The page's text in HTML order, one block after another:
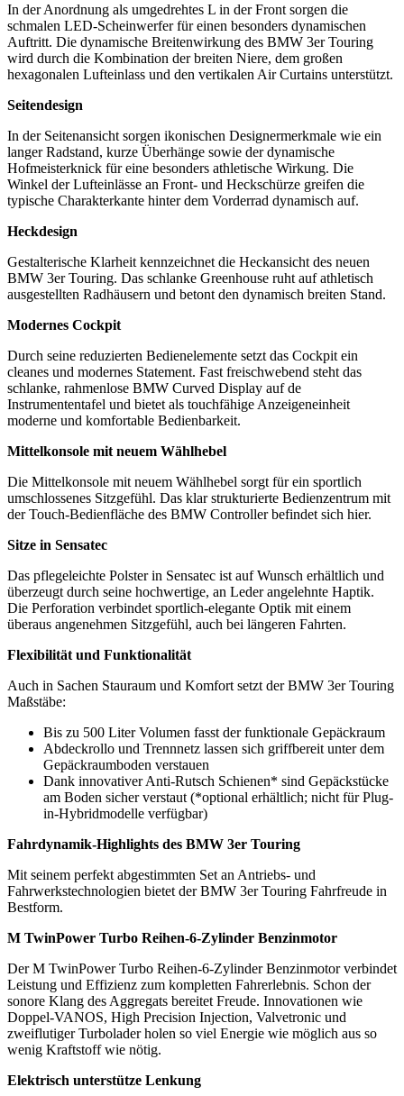
In der Anordnung als umgedrehtes L in der Front sorgen die
schmalen LED-Scheinwerfer für einen besonders dynamischen
Auftritt. Die dynamische Breitenwirkung des BMW 3er Touring
wird durch die Kombination der breiten Niere, dem großen
hexagonalen Lufteinlass und den vertikalen Air Curtains unterstützt.
Seitendesign
In der Seitenansicht sorgen ikonischen Designermerkmale wie ein
langer Radstand, kurze Überhänge sowie der dynamische
Hofmeisterknick für eine besonders athletische Wirkung. Die
Winkel der Lufteinlässe an Front- und Heckschürze greifen die
typische Charakterkante hinter dem Vorderrad dynamisch auf.
Heckdesign
Gestalterische Klarheit kennzeichnet die Heckansicht des neuen
BMW 3er Touring. Das schlanke Greenhouse ruht auf athletisch
ausgestellten Radhäusern und betont den dynamisch breiten Stand.
Modernes Cockpit
Durch seine reduzierten Bedienelemente setzt das Cockpit ein
cleanes und modernes Statement. Fast freischwebend steht das
schlanke, rahmenlose BMW Curved Display auf de
Instrumententafel und bietet als touchfähige Anzeigeneinheit
moderne und komfortable Bedienbarkeit.
Mittelkonsole mit neuem Wählhebel
Die Mittelkonsole mit neuem Wählhebel sorgt für ein sportlich
umschlossenes Sitzgefühl. Das klar strukturierte Bedienzentrum mit
der Touch-Bedienfläche des BMW Controller befindet sich hier.
Sitze in Sensatec
Das pflegeleichte Polster in Sensatec ist auf Wunsch erhältlich und
überzeugt durch seine hochwertige, an Leder angelehnte Haptik.
Die Perforation verbindet sportlich-elegante Optik mit einem
überaus angenehmen Sitzgefühl, auch bei längeren Fahrten.
Flexibilität und Funktionalität
Auch in Sachen Stauraum und Komfort setzt der BMW 3er Touring
Maßstäbe:
Bis zu 500 Liter Volumen fasst der funktionale Gepäckraum
Abdeckrollo und Trennnetz lassen sich griffbereit unter dem
Gepäckraumboden verstauen
Dank innovativer Anti-Rutsch Schienen* sind Gepäckstücke
am Boden sicher verstaut (*optional erhältlich; nicht für Plug-
in-Hybridmodelle verfügbar)
Fahrdynamik-Highlights des BMW 3er Touring
Mit seinem perfekt abgestimmten Set an Antriebs- und
Fahrwerkstechnologien bietet der BMW 3er Touring Fahrfreude in
Bestform.
M TwinPower Turbo Reihen-6-Zylinder Benzinmotor
Der M TwinPower Turbo Reihen-6-Zylinder Benzinmotor verbindet
Leistung und Effizienz zum kompletten Fahrerlebnis. Schon der
sonore Klang des Aggregats bereitet Freude. Innovationen wie
Doppel-VANOS, High Precision Injection, Valvetronic und
zweiflutiger Turbolader holen so viel Energie wie möglich aus so
wenig Kraftstoff wie nötig.
Elektrisch unterstütze Lenkung